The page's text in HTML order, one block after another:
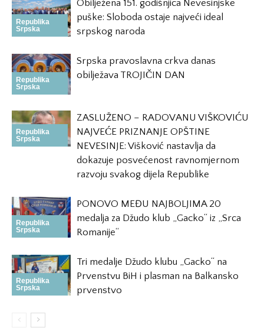
Republika
Srpska
Obilježena 151. godišnjica Nevesinjske
puške: Sloboda ostaje najveći ideal
srpskog naroda
Republika
Srpska
Srpska pravoslavna crkva danas
obilježava TROJIČIN DAN
Republika
Srpska
ZASLUŽENO – RADOVANU VIŠKOVIĆU
NAJVEĆE PRIZNANJE OPŠTINE
NEVESINJE: Višković nastavlja da
dokazuje posvećenost ravnomjernom
razvoju svakog dijela Republike
Republika
Srpska
PONOVO MEĐU NAJBOLJIMA 20
medalja za Džudo klub „Gacko“ iz „Srca
Romanije“
Republika
Srpska
Tri medalje Džudo klubu „Gacko“ na
Prvenstvu BiH i plasman na Balkansko
prvenstvo